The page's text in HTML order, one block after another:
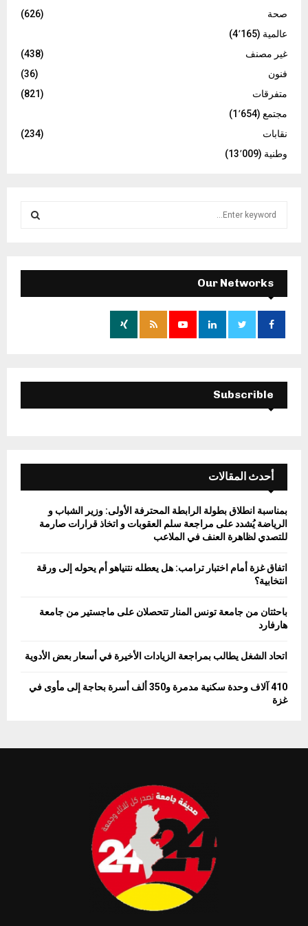
صحة
(626)
عالمية (4٬165)
غير مصنف
(438)
فنون
(36)
متفرقات
(821)
مجتمع (1٬654)
نقابات
(234)
وطنية (13٬009)
f
o
E
A
H
Our Networks
Subscrible
أحدث المقالات
بمناسبة انطلاق بطولة الرابطة المحترفة الأولى: وزير الشباب و
الرياضة يُشدد على مراجعة سلم العقوبات و اتخاذ قرارات صارمة
للتصدي لظاهرة العنف في الملاعب
اتفاق غزة أمام اختبار ترامب: هل يعطله نتنياهو أم يحوله إلى ورقة
انتخابية؟
باحثتان من جامعة تونس المنار تتحصلان على ماجستير من جامعة
هارفارد
اتحاد الشغل يطالب بمراجعة الزيادات الأخيرة في أسعار بعض الأدوية
410 آلاف وحدة سكنية مدمرة و350 ألف أسرة بحاجة إلى مأوى في
غزة